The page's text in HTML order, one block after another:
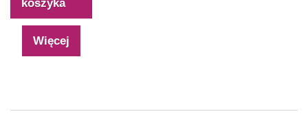
koszyka
Więcej